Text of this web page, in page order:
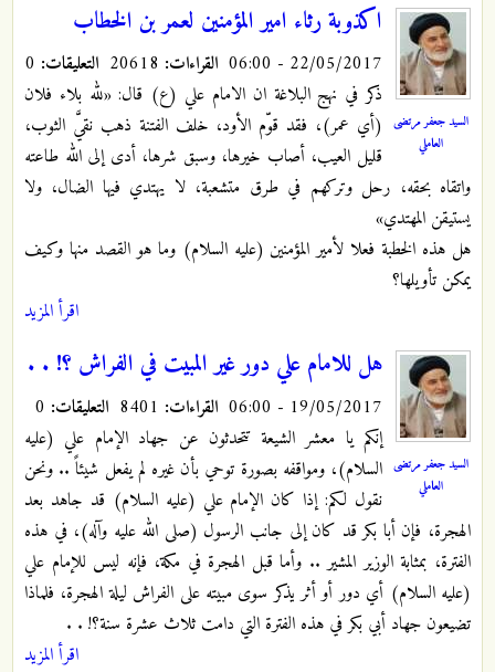
السيد جعفر مرتضى
العاملي
اكذوبة رثاء امير المؤمنين لعمر بن الخطاب
22/05/2017 - 06:00 القراءات: التعليقات:
ذكر في نهج البلاغة ان الامام علي (ع) قال: «لله بلاء فلان
(أي عمر)، فقد قوّم الأود، خلف الفتنة ذهب نقيَّ الثوب،
قليل العيب، أصاب خيرها، وسبق شرها، أدى إلى الله طاعته
واتقاه بحقه، رحل وتركهم في طرق متشعبة، لا يهتدي فيها الضال، ولا
يستيقن المهتدي»
هل هذه الخطبة فعلا لأمير المؤمنين (عليه السلام) وما هو القصد منها وكيف
يمكن تأويلها؟
اقرأ المزيد
السيد جعفر مرتضى
العاملي
هل للامام علي دور غير المبيت في الفراش ؟! . .
19/05/2017 - 06:00 القراءات: التعليقات:
إنكم يا معشر الشيعة تتحدثون عن جهاد الإمام علي (عليه
السلام)، ومواقفه بصورة توحي بأن غيره لم يفعل شيئاً .. ونحن
نقول لكم: إذا كان الإمام علي (عليه السلام) قد جاهد بعد
الهجرة، فإن أبا بكر قد كان إلى جانب الرسول (صلى الله عليه وآله)، في هذه
الفترة، بمثابة الوزير المشير .. وأما قبل الهجرة في مكة، فإنه ليس للإمام علي
(عليه السلام) أي دور أو أثر يذكر سوى مبيته على الفراش ليلة الهجرة، فلماذا
تضيعون جهاد أبي بكر في هذه الفترة التي دامت ثلاث عشرة سنة؟! . .
اقرأ المزيد